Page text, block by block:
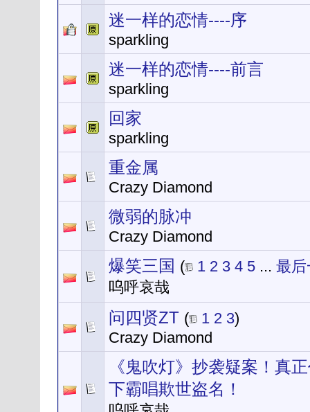
迷一样的恋情----序
sparkling
迷一样的恋情----前言
sparkling
回家
sparkling
重金属
Crazy Diamond
微弱的脉冲
Crazy Diamond
爆笑三国 ( 1 2 3 4 5 ... 最
呜呼哀哉
问四贤ZT ( 1 2 3)
Crazy Diamond
《鬼吹灯》抄袭疑案！真
下霸唱欺世盗名！